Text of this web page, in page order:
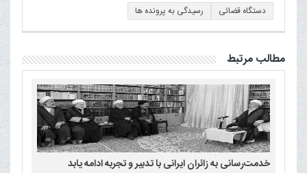
دستگاه قضائی
رسیدگی به پرونده ها
مطالب مرتبط
خدمت‌رسانی به زائران ایرانی با تدبیر و تجربه ادامه یابد